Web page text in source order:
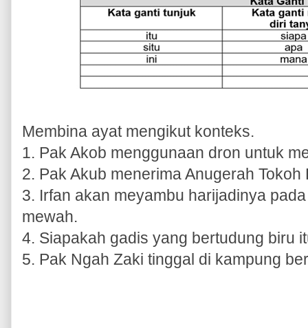
Membina ayat mengikut konteks.
1. Pak Akob menggunaan dron untuk
2. Pak Akub menerima Anugerah
3. Irfan akan meyambu harijadinya
mewah.
4. Siapakah gadis yang bertudung biru
5. Pak Ngah Zaki tinggal di kampung